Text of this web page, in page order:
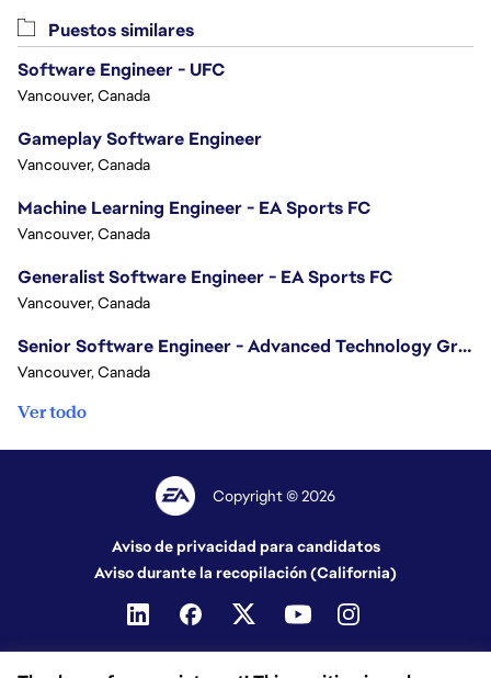
Puestos similares
Software Engineer - UFC
Vancouver, Canada
Gameplay Software Engineer
Vancouver, Canada
Machine Learning Engineer - EA Sports FC
Vancouver, Canada
Generalist Software Engineer - EA Sports FC
Vancouver, Canada
Senior Software Engineer - Advanced Technology Group
Vancouver, Canada
Ver todo
Copyright © 2026
Aviso de privacidad para candidatos
Aviso durante la recopilación (California)